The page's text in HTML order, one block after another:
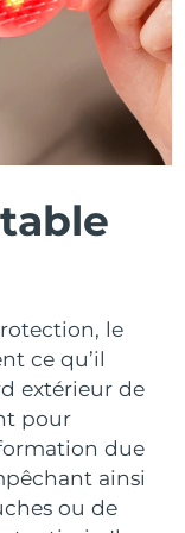
le
ce qu’il
extérieur de
pour
due
ainsi
ou de